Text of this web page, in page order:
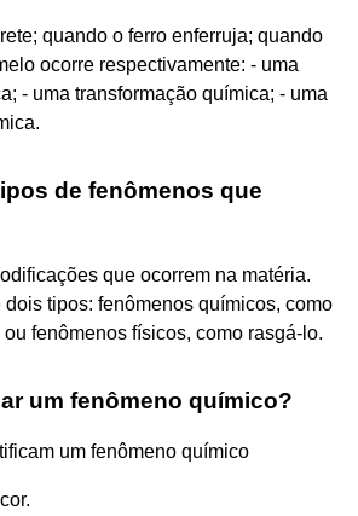
quando o ferro enferruja; quando
ocorre respectivamente: - uma
- uma transformação química; - uma
de fenômenos que
que ocorrem na matéria.
dois tipos: fenômenos químicos, como
fenômenos físicos, como rasgá-lo.
um fenômeno químico?
um fenômeno químico